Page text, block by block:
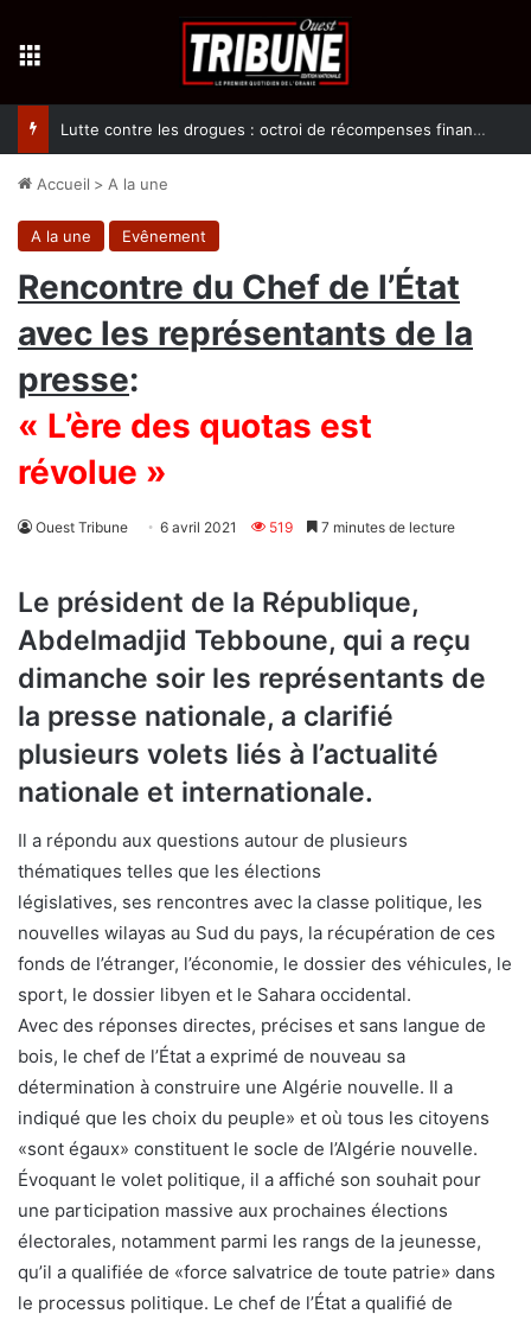
Lutte contre les drogues : octroi de récompenses financières aux dénonciateurs de trafiquants
Accueil > A la une
A la une Evênement
Rencontre du Chef de l’État
avec les représentants de la
presse:
« L’ère des quotas est
révolue »
Ouest Tribune 6 avril 2021 519 7 minutes de lecture
Le président de la République,
Abdelmadjid Tebboune, qui a reçu
dimanche soir les représentants de
la presse nationale, a clarifié
plusieurs volets liés à l’actualité
nationale et internationale.
Il a répondu aux questions autour de plusieurs
thématiques telles que les élections
législatives, ses rencontres avec la classe politique, les
nouvelles wilayas au Sud du pays, la récupération de ces
fonds de l’étranger, l’économie, le dossier des véhicules, le
sport, le dossier libyen et le Sahara occidental.
Avec des réponses directes, précises et sans langue de
bois, le chef de l’État a exprimé de nouveau sa
détermination à construire une Algérie nouvelle. Il a
indiqué que les choix du peuple» et où tous les citoyens
«sont égaux» constituent le socle de l’Algérie nouvelle.
Évoquant le volet politique, il a affiché son souhait pour
une participation massive aux prochaines élections
électorales, notamment parmi les rangs de la jeunesse,
qu’il a qualifiée de «force salvatrice de toute patrie» dans
le processus politique. Le chef de l’État a qualifié de